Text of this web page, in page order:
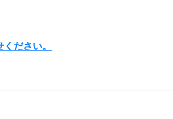
ださい。